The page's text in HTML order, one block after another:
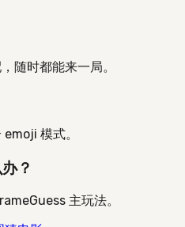
随时都能来一局。
模式。
？
主玩法。